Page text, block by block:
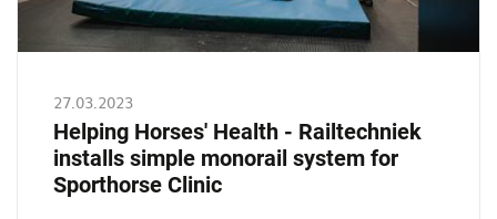
27.03.2023
Helping Horses' Health - Railtechniek
installs simple monorail system for
Sporthorse Clinic